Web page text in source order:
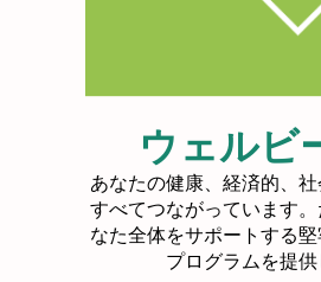
ウェルビ
あなたの健康、経済的、
すべてつながっています
なた全体をサポートする
プログラムを提供